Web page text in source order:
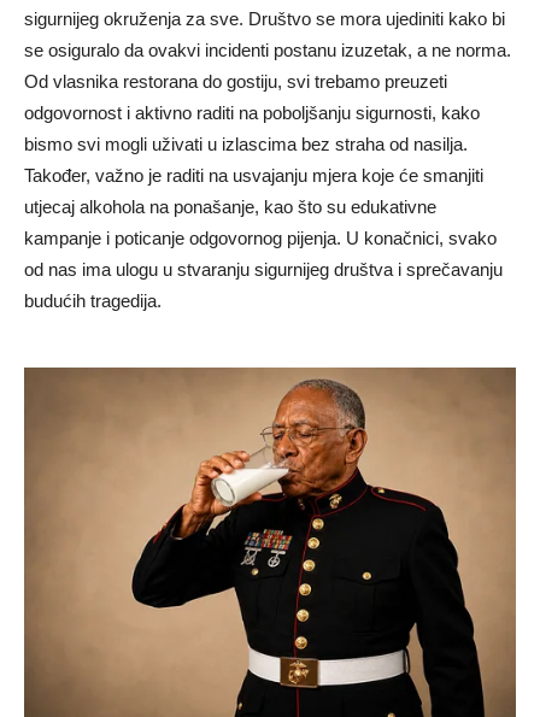
sigurnijeg okruženja za sve. Društvo se mora ujediniti kako bi
se osiguralo da ovakvi incidenti postanu izuzetak, a ne norma.
Od vlasnika restorana do gostiju, svi trebamo preuzeti
odgovornost i aktivno raditi na poboljšanju sigurnosti, kako
bismo svi mogli uživati u izlascima bez straha od nasilja.
Također, važno je raditi na usvajanju mjera koje će smanjiti
utjecaj alkohola na ponašanje, kao što su edukativne
kampanje i poticanje odgovornog pijenja. U konačnici, svako
od nas ima ulogu u stvaranju sigurnijeg društva i sprečavanju
budućih tragedija.